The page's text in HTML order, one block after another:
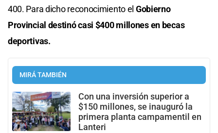
400. Para dicho reconocimiento el Gobierno
Provincial destinó casi $400 millones en becas
deportivas.
MIRÁ TAMBIÉN
Con una inversión superior a
$150 millones, se inauguró la
primera planta campamentil en
Lanteri